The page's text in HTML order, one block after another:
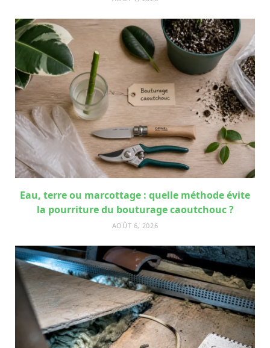
Eau, terre ou marcottage : quelle méthode évite
la pourriture du bouturage caoutchouc ?
AOÛT 6, 2026